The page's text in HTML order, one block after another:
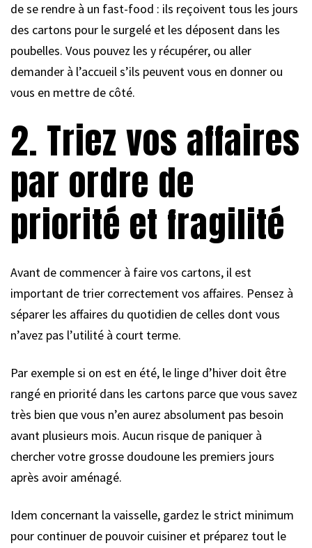
de se rendre à un fast-food : ils reçoivent tous les jours
des cartons pour le surgelé et les déposent dans les
poubelles. Vous pouvez les y récupérer, ou aller
demander à l’accueil s’ils peuvent vous en donner ou
vous en mettre de côté.
2. Triez vos affaires
par ordre de
priorité et fragilité
Avant de commencer à faire vos cartons, il est
important de trier correctement vos affaires. Pensez à
séparer les affaires du quotidien de celles dont vous
n’avez pas l’utilité à court terme.
Par exemple si on est en été, le linge d’hiver doit être
rangé en priorité dans les cartons parce que vous savez
très bien que vous n’en aurez absolument pas besoin
avant plusieurs mois. Aucun risque de paniquer à
chercher votre grosse doudoune les premiers jours
après avoir aménagé.
Idem concernant la vaisselle, gardez le strict minimum
pour continuer de pouvoir cuisiner et préparez tout le